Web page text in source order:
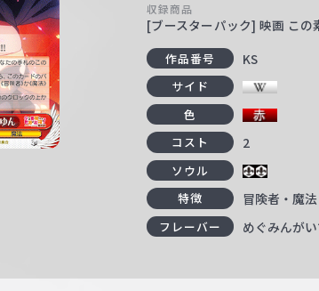
収録商品
[ブースターパック] 映画 こ
作品番号 KS
サイド
色
コスト 2
ソウル
特徴
冒険者・魔法
フレーバー めぐみんが